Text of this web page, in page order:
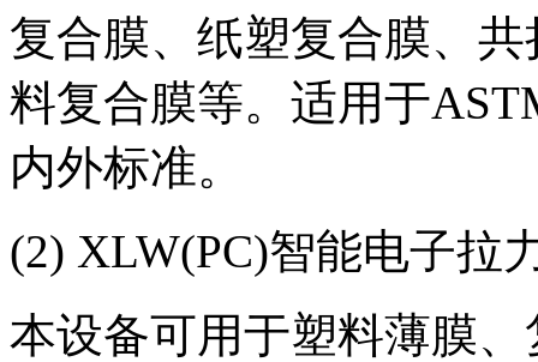
复合膜、纸塑复合膜、
料复合膜等。适用于
内外标准。
(2) XLW(PC)智能电子拉
本设备可用于塑料薄膜